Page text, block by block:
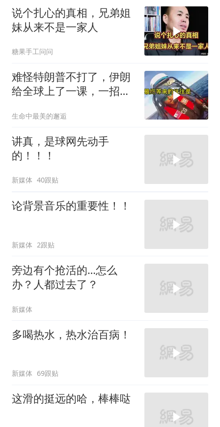
说个扎心的真相，兄弟姐
妹从来不是一家人
糖果手工问问
难怪特朗普不打了，伊朗
给全球上了一课，一招吃
生命中最美的邂逅
讲真，是球网先动手
的！！！
新媒体 40跟贴
论背景音乐的重要性！！
新媒体 2跟贴
旁边有个抢活的…怎么
办？人都过去了？
新媒体
多喝热水，热水治百病！
新媒体 69跟贴
这滑的挺远的哈，棒棒哒